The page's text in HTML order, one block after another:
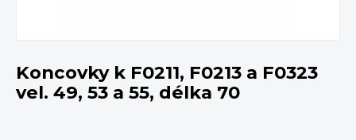
Koncovky k F0211, F0213 a F0323
vel. 49, 53 a 55, délka 70